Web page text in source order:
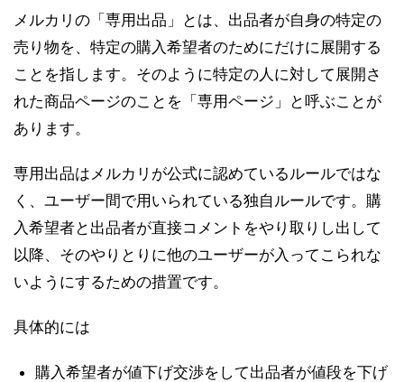
メルカリの「専用出品」とは、出品者が自身の特定の
売り物を、特定の購入希望者のためにだけに展開する
ことを指します。そのように特定の人に対して展開さ
れた商品ページのことを「専用ページ」と呼ぶことが
あります。
専用出品はメルカリが公式に認めているルールではな
く、ユーザー間で用いられている独自ルールです。購
入希望者と出品者が直接コメントをやり取りし出して
以降、そのやりとりに他のユーザーが入ってこられな
いようにするための措置です。
具体的には
購入希望者が値下げ交渉をして出品者が値段を下げ